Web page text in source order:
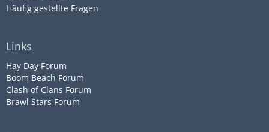
Häufig gestellte Fragen
Links
Hay Day Forum
Boom Beach Forum
Clash of Clans Forum
Brawl Stars Forum